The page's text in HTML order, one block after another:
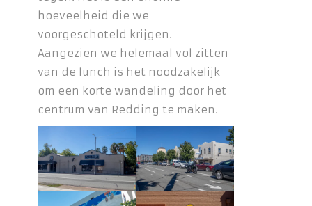
hoeveelheid die we
voorgeschoteld krijgen.
Aangezien we helemaal vol zitten
van de lunch is het noodzakelijk
om een korte wandeling door het
centrum van Redding te maken.